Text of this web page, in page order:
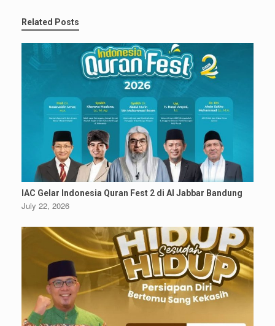
Related Posts
IAC Gelar Indonesia Quran Fest 2 di Al Jabbar Bandung
July 22, 2026